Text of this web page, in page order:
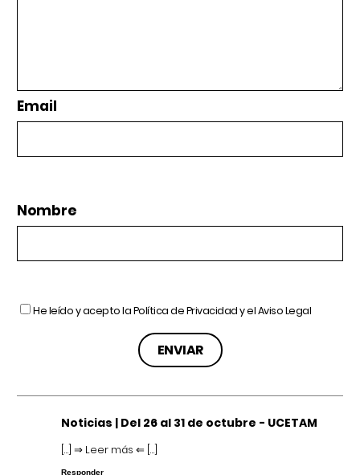
Email
Nombre
He leído y acepto laPolítica de Privacidady elAviso Legal
Noticias | Del 26 al 31 de octubre - UCETAM
[…] ⇒ Leer más ⇐ […]
Responder